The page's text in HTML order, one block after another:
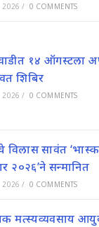
/ 0 COMMENTS
१४ ऑगस्टला
शिबिर
/ 0 COMMENTS
विलास सावंत
२०२६’ने सन्मानित
/ 0 COMMENTS
मत्स्यव्यवसाय